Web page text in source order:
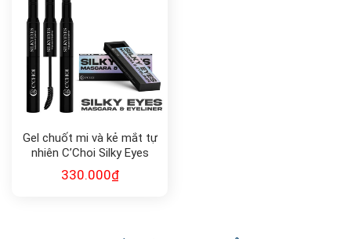
Gel chuốt mi và kẻ mắt tự
nhiên C’Choi Silky Eyes
Mascara & Eyeliner
330.000₫